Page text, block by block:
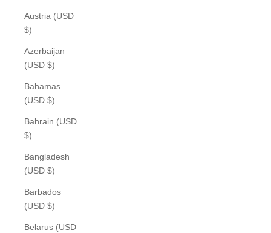
Austria (USD
$)
Azerbaijan
(USD $)
Bahamas
(USD $)
Bahrain (USD
$)
Bangladesh
(USD $)
Barbados
(USD $)
Belarus (USD